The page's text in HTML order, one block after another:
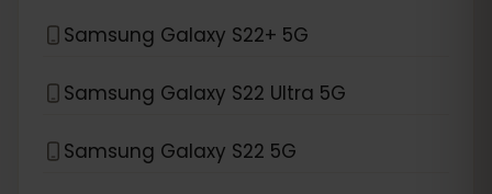
Samsung Galaxy S22+ 5G
Samsung Galaxy S22 Ultra 5G
Samsung Galaxy S22 5G